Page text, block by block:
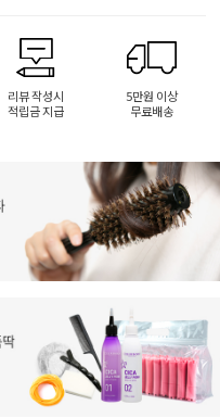
리뷰 작성시
적립금 지급
5만원 이상
무료배송